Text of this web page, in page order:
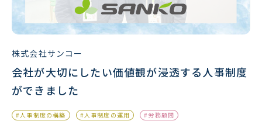
株式会社サンコー
会社が大切にしたい価値観が浸透する人事制度
ができました
#人事制度の構築 #人事制度の運用 #労務顧問